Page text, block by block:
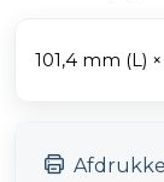
101,4 mm (L)